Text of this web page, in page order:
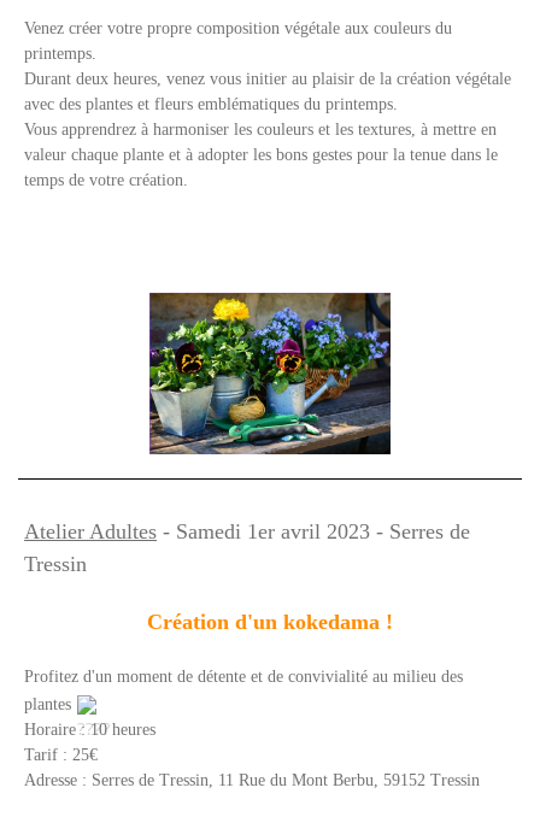
Venez créer votre propre composition végétale aux couleurs du
printemps.
Durant deux heures, venez vous initier au plaisir de la création végétale
avec des plantes et fleurs emblématiques du printemps.
Vous apprendrez à harmoniser les couleurs et les textures, à mettre en
valeur chaque plante et à adopter les bons gestes pour la tenue dans le
temps de votre création.
Atelier Adultes - Samedi 1er avril 2023 - Serres de
Tressin
Création d'un kokedama !
Profitez d'un moment de détente et de convivialité au milieu des
plantes
Horaire : 10 heures
Tarif : 25€
Adresse : Serres de Tressin, 11 Rue du Mont Berbu, 59152 Tressin